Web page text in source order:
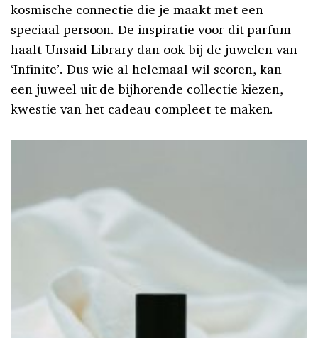
kosmische connectie die je maakt met een
speciaal persoon. De inspiratie voor dit parfum
haalt Unsaid Library dan ook bij de juwelen van
‘Infinite’. Dus wie al helemaal wil scoren, kan
een juweel uit de bijhorende collectie kiezen,
kwestie van het cadeau compleet te maken.